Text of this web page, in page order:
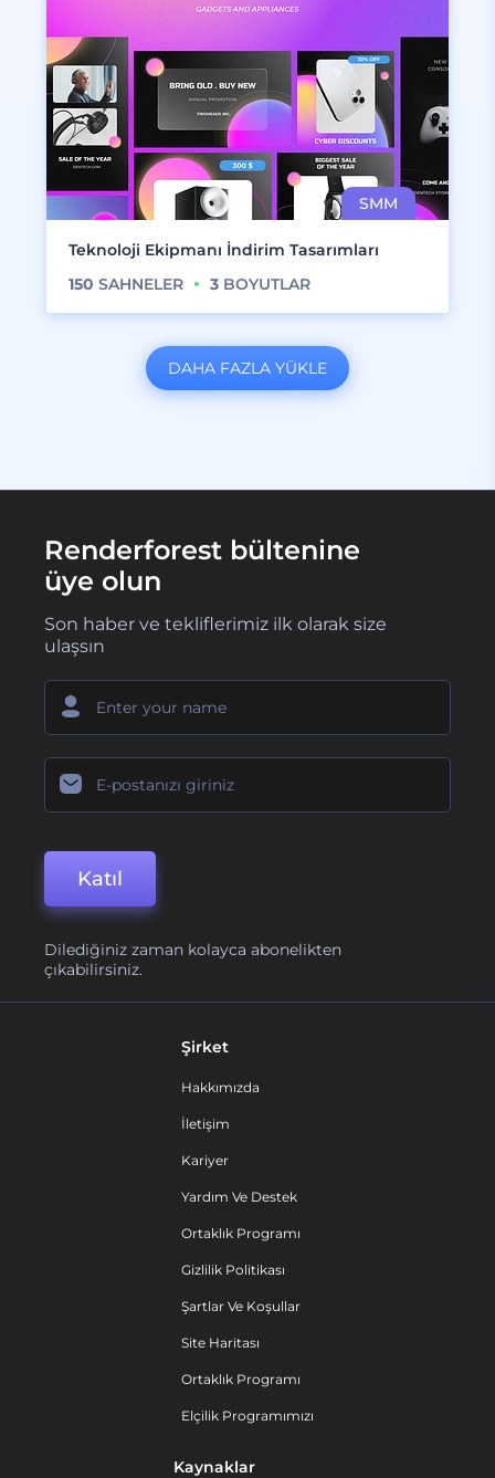
Teknoloji Ekipmanı İndirim Tasarımları
150 SAHNELER 3 BOYUTLAR
DAHA FAZLA YÜKLE
Renderforest bültenine
üye olun
Son haber ve tekliflerimiz ilk olarak size
ulaşsın
Katıl
Dilediğiniz zaman kolayca abonelikten
çıkabilirsiniz.
Şirket
Hakkımızda
İletişim
Kariyer
Yardım Ve Destek
Ortaklık Programı
Gizlilik Politikası
Şartlar Ve Koşullar
Site Haritası
Ortaklık Programı
Elçilik Programımızı
Kaynaklar